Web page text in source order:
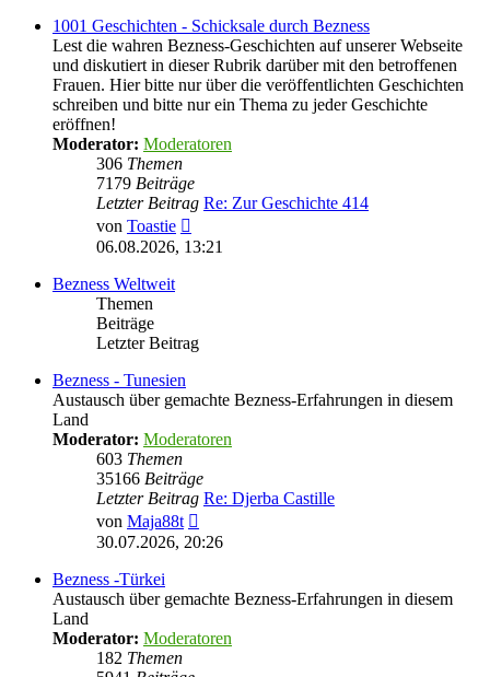
1001 Geschichten - Schicksale durch Bezness
Lest die wahren Bezness-Geschichten auf unserer Webseite
und diskutiert in dieser Rubrik darüber mit den betroffenen
Frauen. Hier bitte nur über die veröffentlichten Geschichten
schreiben und bitte nur ein Thema zu jeder Geschichte
eröffnen!
Moderator: Moderatoren
306 Themen
7179 Beiträge
Letzter Beitrag Re: Zur Geschichte 414
von Toastie
Beitrag
06.08.2026, 13:21
Bezness Weltweit
Themen
Beiträge
Letzter Beitrag
Bezness - Tunesien
Austausch über gemachte Bezness-Erfahrungen in diesem
Land
Moderator: Moderatoren
603 Themen
35166 Beiträge
Letzter Beitrag Re: Djerba Castille
von Maja88t
Beitrag
30.07.2026, 20:26
Bezness -Türkei
Austausch über gemachte Bezness-Erfahrungen in diesem
Land
Moderator: Moderatoren
182 Themen